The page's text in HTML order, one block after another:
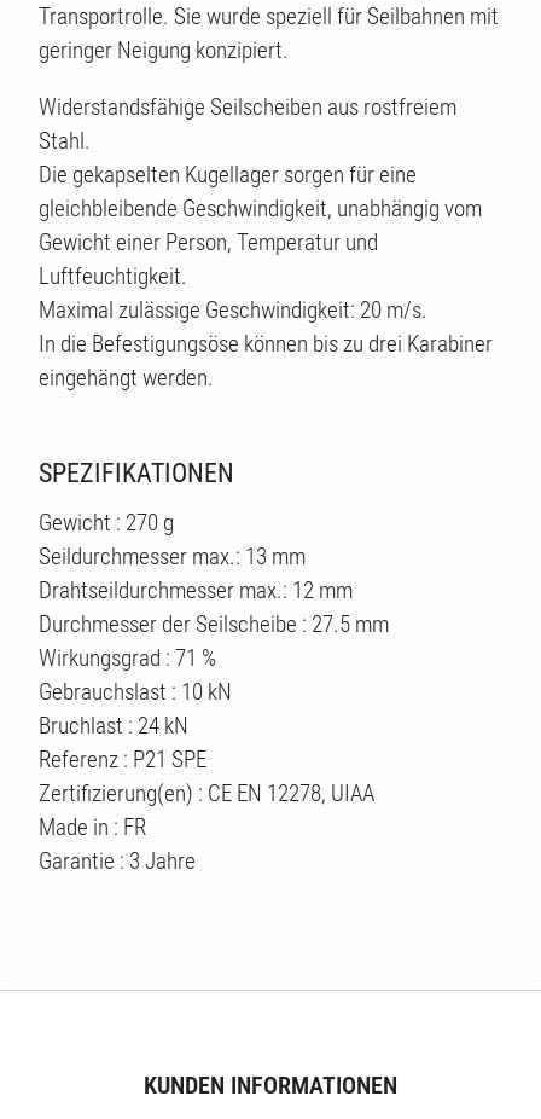
Transportrolle. Sie wurde speziell für Seilbahnen mit
geringer Neigung konzipiert.
Widerstandsfähige Seilscheiben aus rostfreiem
Stahl.
Die gekapselten Kugellager sorgen für eine
gleichbleibende Geschwindigkeit, unabhängig vom
Gewicht einer Person, Temperatur und
Luftfeuchtigkeit.
Maximal zulässige Geschwindigkeit: 20 m/s.
In die Befestigungsöse können bis zu drei Karabiner
eingehängt werden.
SPEZIFIKATIONEN
Gewicht : 270 g
Seildurchmesser max.: 13 mm
Drahtseildurchmesser max.: 12 mm
Durchmesser der Seilscheibe : 27.5 mm
Wirkungsgrad : 71 %
Gebrauchslast : 10 kN
Bruchlast : 24 kN
Referenz : P21 SPE
Zertifizierung(en) : CE EN 12278, UIAA
Made in : FR
Garantie : 3 Jahre
KUNDEN INFORMATIONEN